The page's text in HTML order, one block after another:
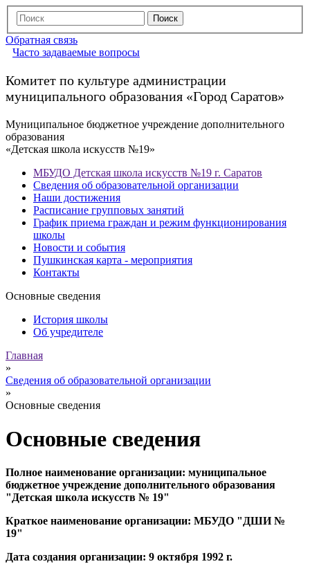
Обратная связь
Часто задаваемые вопросы
Комитет по культуре администрации
муниципального образования «Город Саратов»
Муниципальное бюджетное учреждение дополнительного
образования
«Детская школа искусств №19»
МБУДО Детская школа искусств №19 г. Саратов
Сведения об образовательной организации
Наши достижения
Расписание групповых занятий
График приема граждан и режим функционирования
школы
Новости и события
Пушкинская карта - мероприятия
Контакты
Основные сведения
История школы
Об учредителе
Главная
»
Сведения об образовательной организации
»
Основные сведения
Основные сведения
Полное наименование организации: муниципальное
бюджетное учреждение дополнительного образования
"Детская школа искусств № 19"
Краткое наименование организации: МБУДО "ДШИ №
19"
Дата создания организации: 9 октября 1992 г.